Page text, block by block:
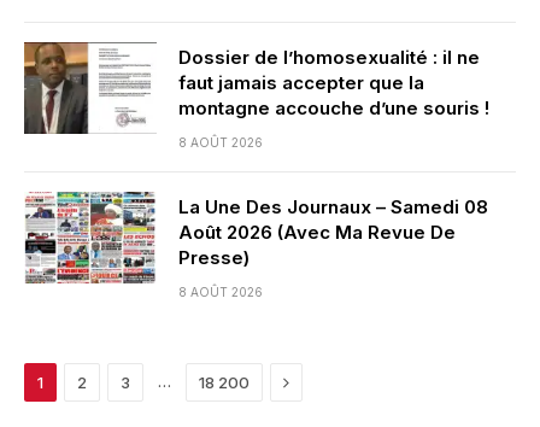
Dossier de l’homosexualité : il ne
faut jamais accepter que la
montagne accouche d’une souris !
8 AOÛT 2026
La Une Des Journaux – Samedi 08
Août 2026 (Avec Ma Revue De
Presse)
8 AOÛT 2026
1 2 3 … 18 200 Next